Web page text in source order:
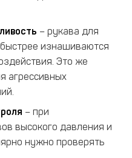
– рукава для
изнашиваются
Это же
агрессивных
– при
высокого давления и
нужно проверять